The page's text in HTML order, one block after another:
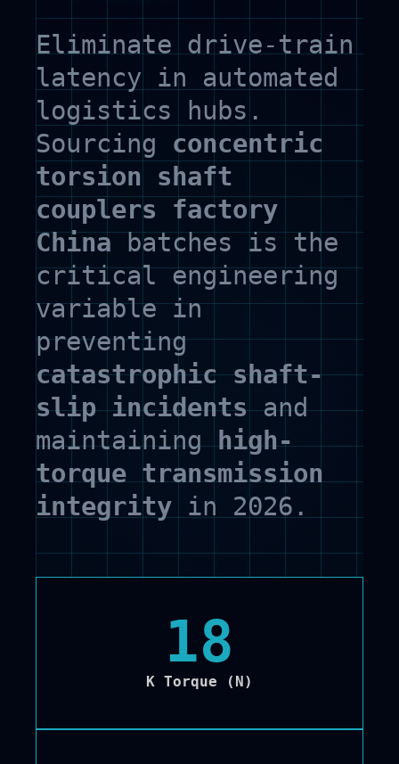
Eliminate drive-train
latency in automated
logistics hubs.
Sourcing concentric
torsion shaft
couplers factory
Chinabatches is the
critical engineering
variable in
preventing
catastrophic shaft-
slip incidentsand
maintaininghigh-
torque transmission
integrity in 2026.
18
K Torque (N)